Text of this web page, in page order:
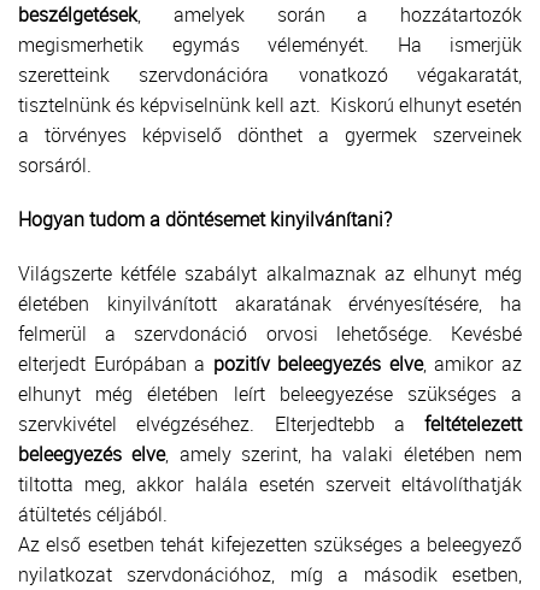
beszélgetések, amelyek során a hozzátartozók
megismerhetik egymás véleményét. Ha ismerjük
szeretteink szervdonációra vonatkozó végakaratát,
tisztelnünk és képviselnünk kell azt. Kiskorú elhunyt esetén
a törvényes képviselő dönthet a gyermek szerveinek
sorsáról.
Hogyan tudom a döntésemet kinyilvánítani?
Világszerte kétféle szabályt alkalmaznak az elhunyt még
életében kinyilvánított akaratának érvényesítésére, ha
felmerül a szervdonáció orvosi lehetősége. Kevésbé
elterjedt Európában a pozitív beleegyezés elve, amikor az
elhunyt még életében leírt beleegyezése szükséges a
szervkivétel elvégzéséhez. Elterjedtebb a feltételezett
beleegyezés elve, amely szerint, ha valaki életében nem
tiltotta meg, akkor halála esetén szerveit eltávolíthatják
átültetés céljából.
Az első esetben tehát kifejezetten szükséges a beleegyező
nyilatkozat szervdonációhoz, míg a második esetben,